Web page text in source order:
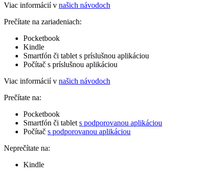
Viac informácií v našich návodoch
Prečítate na zariadeniach:
Pocketbook
Kindle
Smartfón či tablet s príslušnou aplikáciou
Počítač s príslušnou aplikáciou
Viac informácií v našich návodoch
Prečítate na:
Pocketbook
Smartfón či tablet s podporovanou aplikáciou
Počítač s podporovanou aplikáciou
Neprečítate na:
Kindle